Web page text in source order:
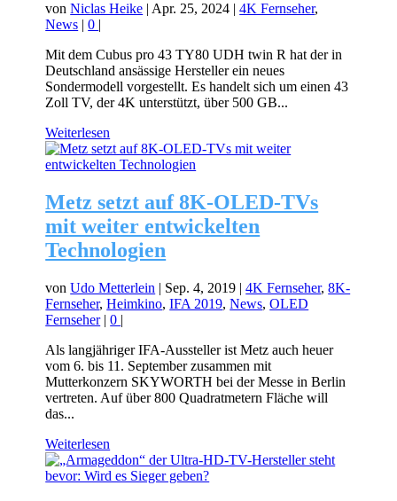
vonNiclas Heike | Apr. 25, 2024 |4K Fernseher,
News |0 |
Mit dem Cubus pro 43 TY80 UDH twin R hat der in
Deutschland ansässige Hersteller ein neues
Sondermodell vorgestellt. Es handelt sich um einen 43
Zoll TV, der 4K unterstützt, über 500 GB...
Weiterlesen
Metz setzt auf 8K-OLED-TVs
mit weiter entwickelten
Technologien
vonUdo Metterlein | Sep. 4, 2019 |4K Fernseher,8K-
Fernseher,Heimkino,IFA 2019,News,OLED
Fernseher|0 |
Als langjähriger IFA-Aussteller ist Metz auch heuer
vom 6. bis 11. September zusammen mit
Mutterkonzern SKYWORTH bei der Messe in Berlin
vertreten. Auf über 800 Quadratmetern Fläche will
das...
Weiterlesen